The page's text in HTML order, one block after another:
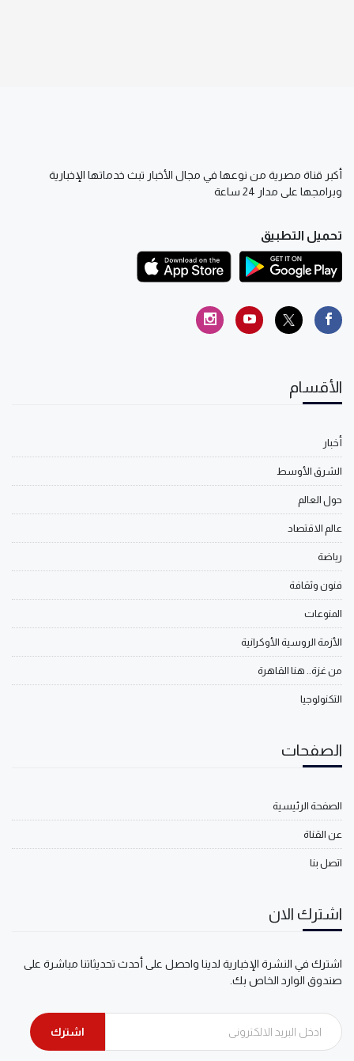
أكبر قناة مصرية من نوعها في مجال الأخبار تبث خدماتها الإخبارية
وبرامجها على مدار 24 ساعة
تحميل التطبيق
الأقسام
أخبار
الشرق الأوسط
حول العالم
عالم الاقتصاد
رياضة
فنون وثقافة
المنوعات
الأزمة الروسية الأوكرانية
من غزة.. هنا القاهرة
التكنولوجيا
الصفحات
الصفحة الرئيسية
عن القناة
اتصل بنا
اشترك الان
اشترك في النشرة الإخبارية لدينا واحصل على أحدث تحديثاتنا مباشرة على
صندوق الوارد الخاص بك.
اشترك